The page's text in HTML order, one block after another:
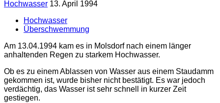
Hochwasser 13. April 1994
Hochwasser
Überschwemmung
Am 13.04.1994 kam es in Molsdorf nach einem länger
anhaltenden Regen zu starkem Hochwasser.
Ob es zu einem Ablassen von Wasser aus einem Staudamm
gekommen ist, wurde bisher nicht bestätigt. Es war jedoch
verdächtig, das Wasser ist sehr schnell in kurzer Zeit
gestiegen.